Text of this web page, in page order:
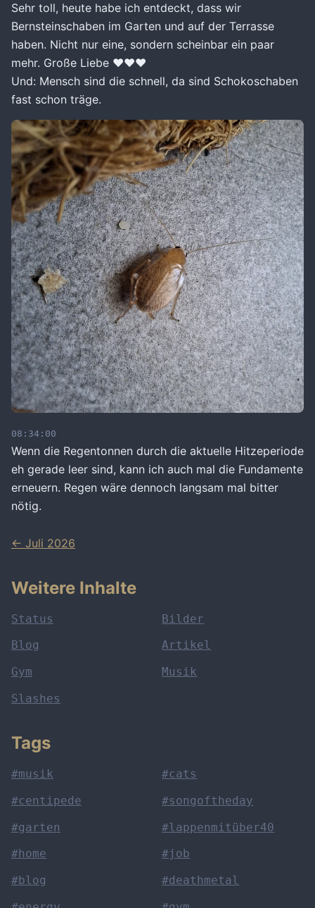
Sehr toll, heute habe ich entdeckt, dass wir
Bernsteinschaben im Garten und auf der Terrasse
haben. Nicht nur eine, sondern scheinbar ein paar
mehr. Große Liebe ❤️❤️❤️
Und: Mensch sind die schnell, da sind Schokoschaben
fast schon träge.
08:34:00
Wenn die Regentonnen durch die aktuelle Hitzeperiode
eh gerade leer sind, kann ich auch mal die Fundamente
erneuern. Regen wäre dennoch langsam mal bitter
nötig.
← Juli 2026
Weitere Inhalte
Status
Bilder
Blog
Artikel
Gym
Musik
Slashes
Tags
#musik
#cats
#centipede
#songoftheday
#garten
#lappenmitüber40
#home
#job
#blog
#deathmetal